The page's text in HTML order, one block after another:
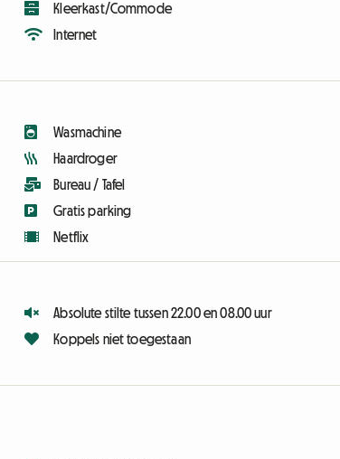
Kleerkast/Commode
Internet
Wasmachine
Haardroger
Bureau / Tafel
Gratis parking
Netflix
Absolute stilte tussen 22.00 en 08.00 uur
Koppels niet toegestaan